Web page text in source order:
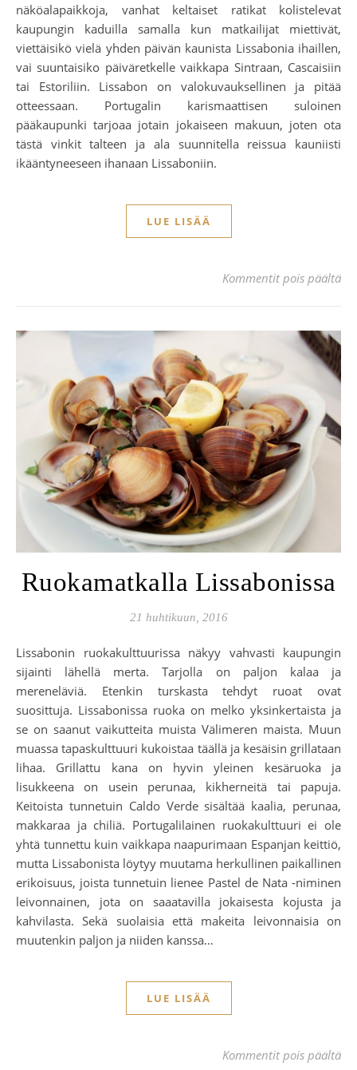
näköalapaikkoja, vanhat keltaiset ratikat kolistelevat
kaupungin kaduilla samalla kun matkailijat miettivät,
viettäisikö vielä yhden päivän kaunista Lissabonia ihaillen,
vai suuntaisiko päiväretkelle vaikkapa Sintraan, Cascaisiin
tai Estoriliin. Lissabon on valokuvauksellinen ja pitää
otteessaan. Portugalin karismaattisen suloinen
pääkaupunki tarjoaa jotain jokaiseen makuun, joten ota
tästä vinkit talteen ja ala suunnitella reissua kauniisti
ikääntyneeseen ihanaan Lissaboniin.
LUE LISÄÄ
Kommentit pois päältä
Ruokamatkalla Lissabonissa
21 huhtikuun, 2016
Lissabonin ruokakulttuurissa näkyy vahvasti kaupungin
sijainti lähellä merta. Tarjolla on paljon kalaa ja
mereneläviä. Etenkin turskasta tehdyt ruoat ovat
suosittuja. Lissabonissa ruoka on melko yksinkertaista ja
se on saanut vaikutteita muista Välimeren maista. Muun
muassa tapaskulttuuri kukoistaa täällä ja kesäisin grillataan
lihaa. Grillattu kana on hyvin yleinen kesäruoka ja
lisukkeena on usein perunaa, kikherneitä tai papuja.
Keitoista tunnetuin Caldo Verde sisältää kaalia, perunaa,
makkaraa ja chiliä. Portugalilainen ruokakulttuuri ei ole
yhtä tunnettu kuin vaikkapa naapurimaan Espanjan keittiö,
mutta Lissabonista löytyy muutama herkullinen paikallinen
erikoisuus, joista tunnetuin lienee Pastel de Nata -niminen
leivonnainen, jota on saaatavilla jokaisesta kojusta ja
kahvilasta. Sekä suolaisia että makeita leivonnaisia on
muutenkin paljon ja niiden kanssa…
LUE LISÄÄ
Kommentit pois päältä